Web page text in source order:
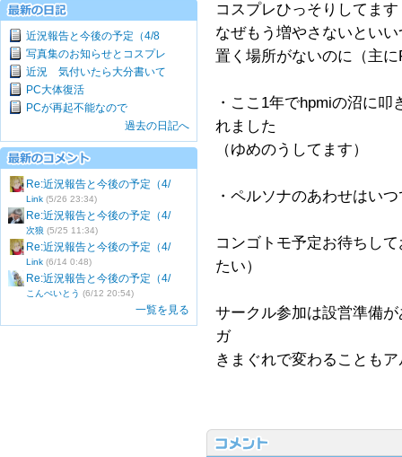
近況報告と今後の予定（4/8
写真集のお知らせとコスプレ
近況 気付いたら大分書いて
PC大体復活
PCが再起不能なので
過去の日記へ
Re:近況報告と今後の予定（4/
Link (5/26 23:34)
Re:近況報告と今後の予定（4/
次狼 (5/25 11:34)
Re:近況報告と今後の予定（4/
Link (6/14 0:48)
Re:近況報告と今後の予定（4/
こんぺいとう (6/12 20:54)
一覧を見る
コスプレひっそりしてます
なぜもう増やさないとい
置く場所がないのに（主に
・ここ1年でhpmiの沼に
れました
（ゆめのうしてます）
・ペルソナのあわせはい
コンゴトモ予定お待ちし
たい）
サークル参加は設営準備
ガ
きまぐれで変わることもア